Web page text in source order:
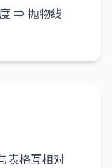
⇒ 抛物线
表格互相对